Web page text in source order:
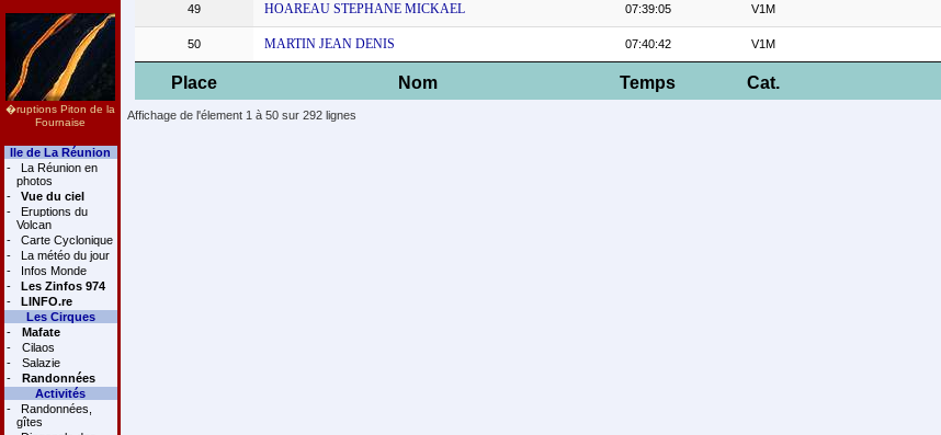
�ruptions Piton de la
Fournaise
Ile de La Réunion
-
La Réunion en
photos
-
Vue du ciel
-
Eruptions du
Volcan
-
Carte Cyclonique
-
La météo du jour
-
Infos Monde
-
Les Zinfos 974
-
LINFO.re
Les Cirques
-
Mafate
-
Cilaos
-
Salazie
-
Randonnées
Activités
-
Randonnées,
gîtes
Place Nom Temps Cat.
49 HOAREAU STEPHANE MICKAEL 07:39:05 V1M
50 MARTIN JEAN DENIS 07:40:42 V1M
Affichage de l'élement 1 à 50 sur 292 lignes